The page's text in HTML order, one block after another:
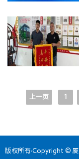
上一页 1
版权所有·Copyright © 厦